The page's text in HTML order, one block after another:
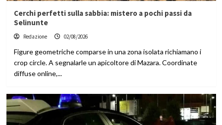
Cerchi perfetti sulla sabbia: mistero a pochi passi da
Selinunte
Redazione 02/08/2026
Figure geometriche comparse in una zona isolata richiamano i
crop circle. A segnalarle un apicoltore di Mazara. Coordinate
diffuse online,...